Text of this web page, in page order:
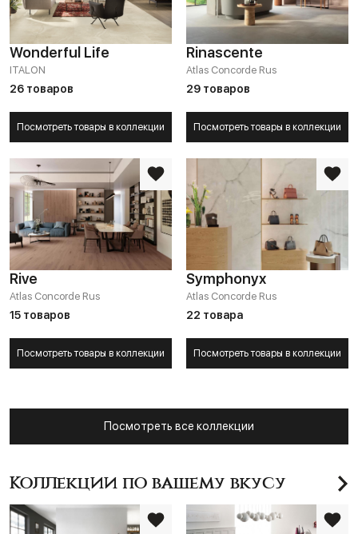
Wonderful Life
ITALON
26 товаров
Посмотреть товары в коллекции
Rinascente
Atlas Concorde Rus
29 товаров
Посмотреть товары в коллекции
Rive
Atlas Concorde Rus
15 товаров
Посмотреть товары в коллекции
Symphonyx
Atlas Concorde Rus
22 товара
Посмотреть товары в коллекции
Посмотреть все коллекции
Коллекции по вашему вкусу